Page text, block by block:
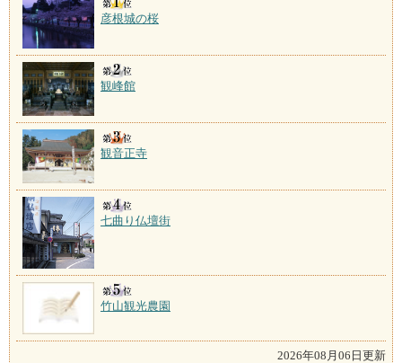
彦根城の桜
観峰館
観音正寺
七曲り仏壇街
竹山観光農園
2026年08月06日更新